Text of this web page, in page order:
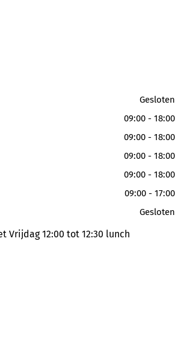
Gesloten
09:00 - 18:00
09:00 - 18:00
09:00 - 18:00
09:00 - 18:00
09:00 - 17:00
Gesloten
Vrijdag 12:00 tot 12:30 lunch